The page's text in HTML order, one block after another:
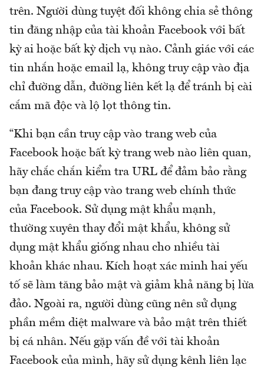
trên. Người dùng tuyệt đối không chia sẻ thông
tin đăng nhập của tài khoản Facebook với bất
kỳ ai hoặc bất kỳ dịch vụ nào. Cảnh giác với các
tin nhắn hoặc email lạ, không truy cập vào địa
chỉ đường dẫn, đường liên kết lạ để tránh bị cài
cắm mã độc và lộ lọt thông tin.
“Khi bạn cần truy cập vào trang web của
Facebook hoặc bất kỳ trang web nào liên quan,
hãy chắc chắn kiểm tra URL để đảm bảo rằng
bạn đang truy cập vào trang web chính thức
của Facebook. Sử dụng mật khẩu mạnh,
thường xuyên thay đổi mật khẩu, không sử
dụng mật khẩu giống nhau cho nhiều tài
khoản khác nhau. Kích hoạt xác minh hai yếu
tố sẽ làm tăng bảo mật và giảm khả năng bị lừa
đảo. Ngoài ra, người dùng cũng nên sử dụng
phần mềm diệt malware và bảo mật trên thiết
bị cá nhân. Nếu gặp vấn đề với tài khoản
Facebook của mình, hãy sử dụng kênh liên lạc